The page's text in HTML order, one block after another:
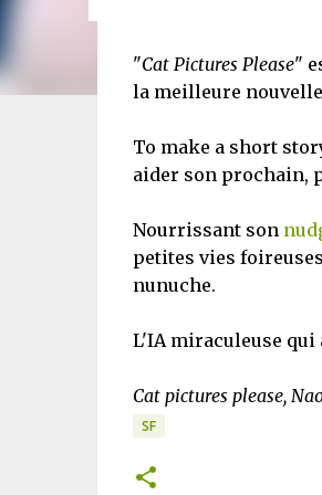
"Cat Pictures Please"
la meilleure
To make a short
aider son prochain,
Nourrissant son
petites vies
nunuche.
L'IA miraculeuse qui
Cat pictures please,
SF